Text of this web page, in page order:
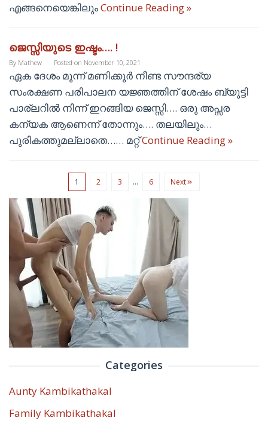
എങ്ങനെയെങ്കിലുംContinue Reading »
ജെസ്സിയുടെ ഇഷ്ടം…. !
By Mathew Posted on November 10, 2021
ഏക ദേശം മൂന്ന് മണിക്കൂർ നീണ്ട സൗന്ദര്യ
സംരക്ഷണ പരിപാലന യജ്ഞത്തിന് ശേഷം ബ്യൂട്ടി
പാര്ലറിൽ നിന്ന് ഇറങ്ങിയ ജെസ്സി…. ഒരു അപ്സര
കന്യക ആണെന്ന് തോന്നും…. തലയിലും…
പുരികത്തുമല്ലാതെ…… മറ്റ്Continue Reading »
1 2 3 … 6 Next
Categories
Aunty Kambikathakal
Family Kambikathakal